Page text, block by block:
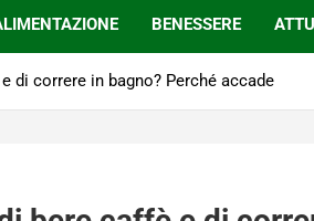
BENESSERE
di correre in bagno? Perché accade